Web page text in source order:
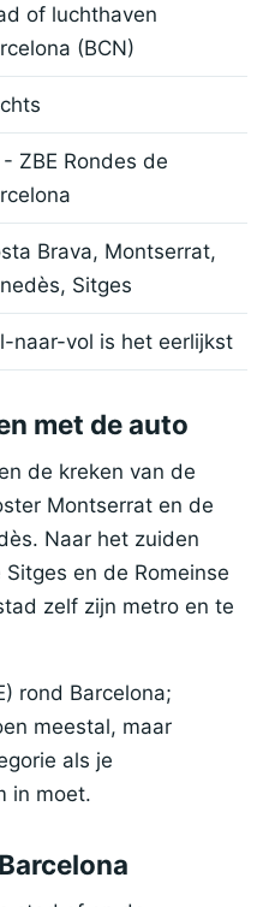
of luchthaven
(BCN)
ZBE Rondes de
Brava, Montserrat,
Sitges
naar-vol is het eerlijkst
met de auto
de kreken van de
Montserrat en de
Naar het zuiden
en de Romeinse
zelf zijn metro en te
rond Barcelona;
meestal, maar
als je
in moet.